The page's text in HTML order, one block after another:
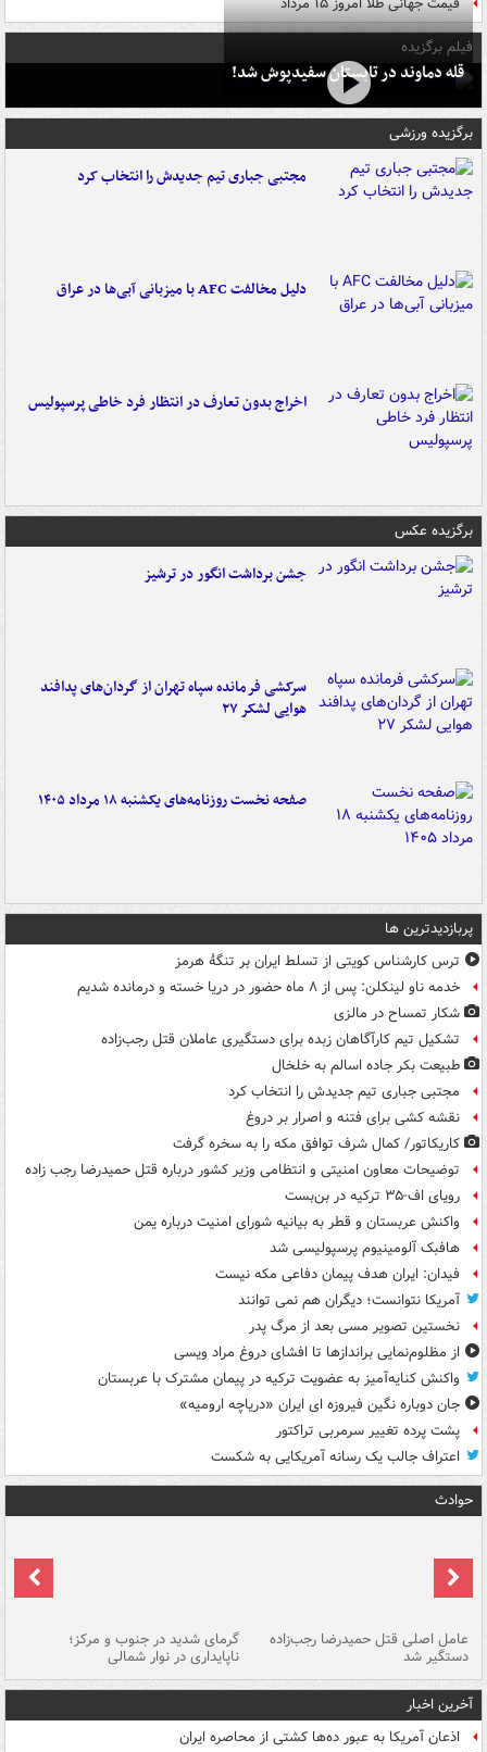
فیلم برگزیده
قله دماوند در تابستان سفیدپوش شد!
برگزیده ورزشی
مجتبی جباری تیم جدیدش را انتخاب کرد
دلیل مخالفت AFC با میزبانی آبی‌ها در عراق
اخراج بدون تعارف در انتظار فرد خاطی پرسپولیس
برگزیده عکس
جشن برداشت انگور در ترشیز
سرکشی فرمانده سپاه تهران از گردان‌های پدافند
هوایی لشکر ۲۷
صفحه نخست روزنامه‌های یکشنبه ۱۸ مرداد ۱۴۰۵
پربازدیدترین ها
ترس کارشناس کویتی از تسلط ایران بر تنگۀ هرمز
خدمه ناو لینکلن: پس از ۸ ماه حضور در دریا خسته و درمانده‌ شدیم
شکار تمساح در مالزی
تشکیل تیم کارآگاهان زبده برای دستگیری عاملان قتل رجب‌زاده
طبیعت بکر جاده اسالم به خلخال
مجتبی جباری تیم جدیدش را انتخاب کرد
نقشه کشی برای فتنه و اصرار بر دروغ
کاریکاتور/ کمال شرف توافق مکه را به سخره گرفت
توضیحات معاون امنیتی و انتظامی وزیر کشور درباره قتل حمیدرضا رجب زاده
رویای اف-۳۵ ترکیه در بن‌بست
واکنش عربستان و قطر به بیانیه شورای امنیت درباره یمن
هافبک آلومینیوم پرسپولیسی شد
فیدان: ایران هدف پیمان دفاعی مکه نیست
آمریکا نتوانست؛ دیگران هم نمی توانند
نخستین تصویر مسی بعد از مرگ پدر
از مظلوم‌نمایی براندازها تا افشای دروغ مراد ویسی
واکنش کنایه‌آمیز به عضویت ترکیه در پیمان مشترک با عربستان
جان دوباره نگین فیروزه ای ایران «دریاچه ارومیه»
پشت پرده تغییر سرمربی تراکتور
اعتراف جالب یک رسانه آمریکایی به شکست
حوادث
عامل اصلی قتل حمیدرضا رجب‌زاده
دستگیر شد
گرمای شدید در جنوب و مرکز؛
ناپایداری در نوار شمالی
آخرین اخبار
اذعان آمریکا به عبور ده‌ها کشتی از محاصره ایران